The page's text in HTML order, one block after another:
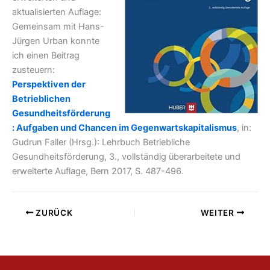
aktualisierten Auflage:
Gemeinsam mit Hans-
Jürgen Urban konnte
ich einen Beitrag
zusteuern:
Perspektiven der
Betrieblichen
Gesundheitsförderung
: Aufgaben und Chancen im Gegenwartskapitalismus, in:
Gudrun Faller (Hrsg.): Lehrbuch Betriebliche
Gesundheitsförderung, 3., vollständig überarbeitete und
erweiterte Auflage, Bern 2017, S. 487-496.
ZURÜCK WEITER